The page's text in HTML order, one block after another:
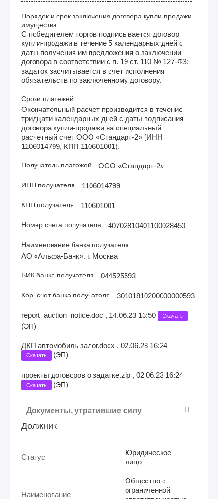
Порядок и срок заключения договора купли-продажи
имущества
С победителем торгов подписывается договор
купли-продажи в течение 5 календарных дней с
даты получения им предложения о заключении
договора в соответствии с п. 19 ст. 110 № 127-ФЗ;
задаток засчитывается в счет исполнения
обязательств по заключенному договору.
Сроки платежей
Окончательный расчет производится в течение
тридцати календарных дней с даты подписания
договора купли-продажи на специальный
расчетный счет ООО «Стандарт-2» (ИНН
1106014799, КПП 110601001).
Получатель платежей ООО «Стандарт-2»
ИНН получателя 1106014799
КПП получателя 110601001
Номер счета получателя 40702810401100028450
Наименование банка получателя
АО «Альфа-Банк», г. Москва
БИК банка получателя 044525593
Кор. счет банка получателя 30101810200000000593
report_auction_notice.doc , 14.06.23 13:50 Скачать
(ЭП)
ДКП автомобиль залог.docx , 02.06.23 16:24
Скачать (ЭП)
проекты договоров о задатке.zip , 02.06.23 16:24
Скачать (ЭП)
Документы, утратившие силу
Должник
Статус
Юридическое
лицо
Наименование
Общество с
ограниченной